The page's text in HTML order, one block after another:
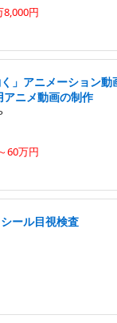
8,000円
」アニメーション
ニメ動画の制作
60万円
ール目視検査